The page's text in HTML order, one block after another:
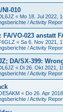
010
« Mo 18. Jul 2022,
/ Activity
VO-023 anstatt
« Sa 6. Nov 2021,
/ Activity
DA/SX-399:
« Di 26. Okt 2021,
/ Activity
« Do 26. Apr
/ Activity